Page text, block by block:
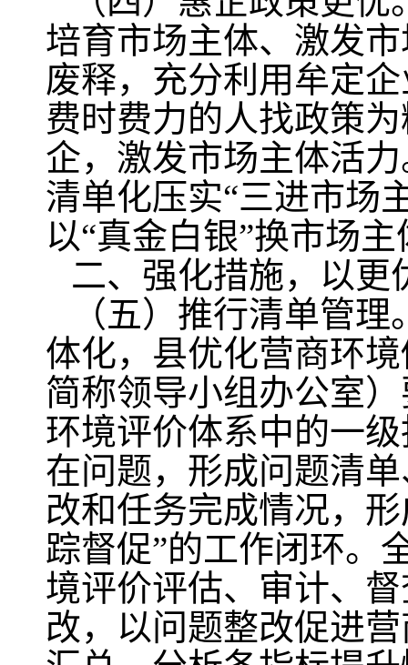
培育市场主体、激发
废释，充分利用牟定
费时费力的人找政策
企，激发市场主体活
清单化压实“三进市场
以“真金白银”换市场
二、强化措施，以更
（五）推行清单管
体化，县优化营商环
简称领导小组办公室
环境评价体系中的一
在问题，形成问题清
改和任务完成情况，
踪督促”的工作闭环。
境评价评估、审计、
改，以问题整改促进